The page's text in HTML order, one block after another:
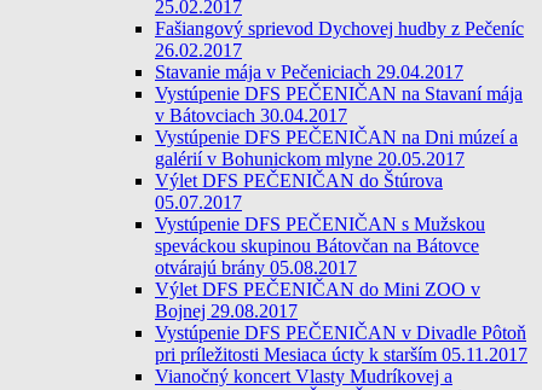
25.02.2017
Fašiangový sprievod Dychovej hudby z Pečeníc
26.02.2017
Stavanie mája v Pečeniciach 29.04.2017
Vystúpenie DFS PEČENIČAN na Stavaní mája
v Bátovciach 30.04.2017
Vystúpenie DFS PEČENIČAN na Dni múzeí a
galérií v Bohunickom mlyne 20.05.2017
Výlet DFS PEČENIČAN do Štúrova
05.07.2017
Vystúpenie DFS PEČENIČAN s Mužskou
speváckou skupinou Bátovčan na Bátovce
otvárajú brány 05.08.2017
Výlet DFS PEČENIČAN do Mini ZOO v
Bojnej 29.08.2017
Vystúpenie DFS PEČENIČAN v Divadle Pôtoň
pri príležitosti Mesiaca úcty k starším 05.11.2017
Vianočný koncert Vlasty Mudríkovej a